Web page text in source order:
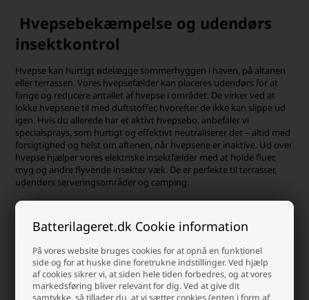
Batterilageret.dk Cookie information
På vores website bruges cookies for at opnå en funktionel
side og for at huske dine foretrukne indstillinger. Ved hjælp
af cookies sikrer vi, at siden hele tiden forbedres, og at vores
markedsføring bliver relevant for dig. Ved at give dit
samtykke, så tillader du, at vi sætter cookies (enten i form af
Hvepsebekæmpelse og udendørs
insektkontrol
Hvepse kan hurtigt ødelægge sommerhyggen i haven, på altanen
eller terrassen. Vores hvepsefælder kan placeres udendørs for at
fange og reducere antallet af hvepse i området. De virker ved at
lokke hvepsene til med duftstoffer, hvorefter de ikke kan slippe ud
igen. Hvis du allerede har et aktivt hvepsebo, anbefaler vi
specialsprays, som hurtigt og effektivt neutraliserer det – altid med
forsigtighed og helst om aftenen, når hvepsene er inaktive. Ud over
hvepse hjælper vores elektriske insektfælder med at holde fluer,
myg og andre flyvende insekter væk. De er perfekte til terrasser,
udendørs serveringsområder og camping.
Forebyggelse – sådan undgår du
insekter i fremtiden
Den bedste insektbekæmpelse er forebyggelse. Ved at kombinere
gode vaner med effektive produkter, kan du næsten helt undgå, at
insekterne flytter ind.
Her er nogle enkle, men effektive råd: